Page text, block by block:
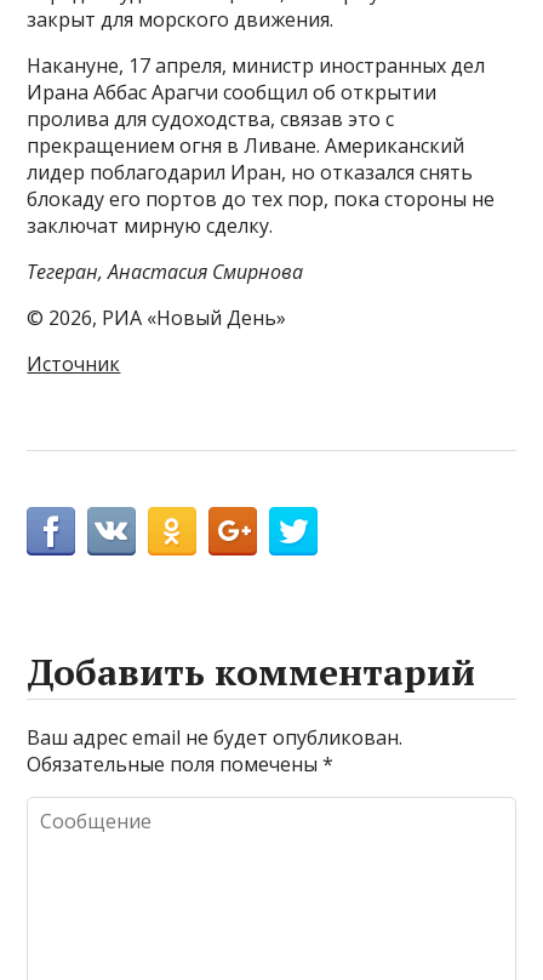
закрыт для морского движения.
Накануне, 17 апреля, министр иностранных дел
Ирана Аббас Арагчи сообщил об открытии
пролива для судоходства, связав это с
прекращением огня в Ливане. Американский
лидер поблагодарил Иран, но отказался снять
блокаду его портов до тех пор, пока стороны не
заключат мирную сделку.
Тегеран, Анастасия Смирнова
© 2026, РИА «Новый День»
Источник
Добавить комментарий
Ваш адрес email не будет опубликован.
Обязательные поля помечены*